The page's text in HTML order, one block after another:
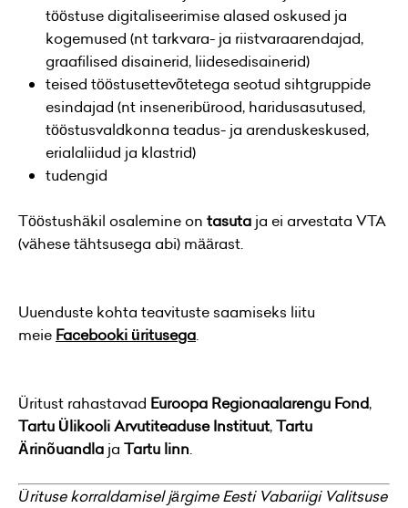
tööstuse digitaliseerimise alased oskused ja
kogemused (nt tarkvara- ja riistvaraarendajad,
graafilised disainerid, liidesedisainerid)
teised tööstusettevõtetega seotud sihtgruppide
esindajad (nt inseneribürood, haridusasutused,
tööstusvaldkonna teadus- ja arenduskeskused,
erialaliidud ja klastrid)
tudengid
Tööstushäkil osalemine on tasuta ja ei arvestata VTA
(vähese tähtsusega abi) määrast.
Uuenduste kohta teavituste saamiseks liitu
meie Facebooki üritusega.
Üritust rahastavad Euroopa Regionaalarengu Fond,
Tartu Ülikooli Arvutiteaduse Instituut,Tartu
Ärinõuandla ja Tartu linn.
Ürituse korraldamisel järgime Eesti Vabariigi Valitsuse